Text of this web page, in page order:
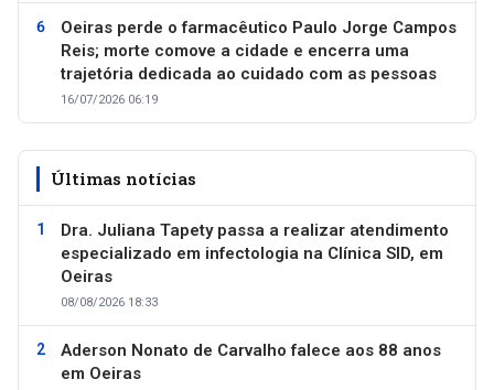
Oeiras perde o farmacêutico Paulo Jorge Campos
Reis; morte comove a cidade e encerra uma
trajetória dedicada ao cuidado com as pessoas
16/07/2026 06:19
Últimas notícias
Dra. Juliana Tapety passa a realizar atendimento
especializado em infectologia na Clínica SID, em
Oeiras
08/08/2026 18:33
Aderson Nonato de Carvalho falece aos 88 anos
em Oeiras